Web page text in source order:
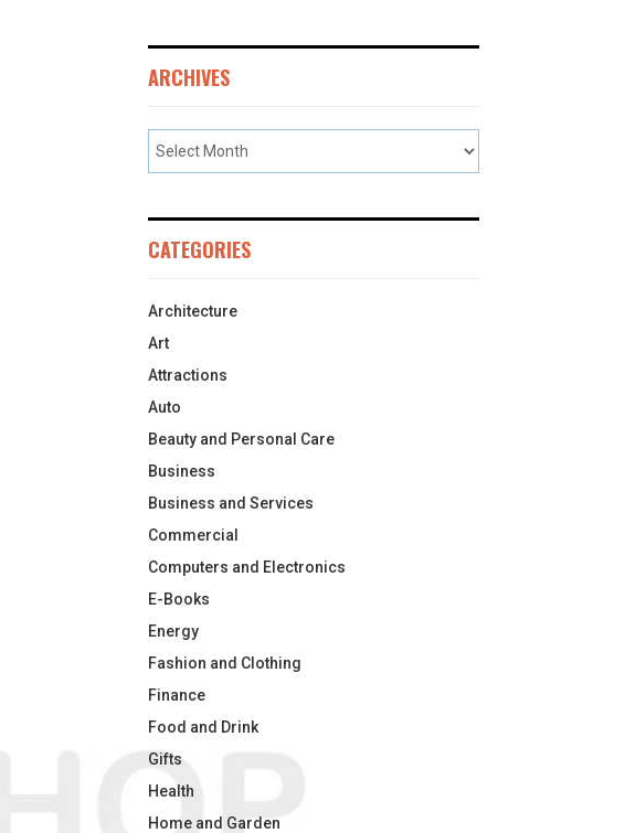
ARCHIVES
CATEGORIES
Architecture
Art
Attractions
Auto
Beauty and Personal Care
Business
Business and Services
Commercial
Computers and Electronics
E-Books
Energy
Fashion and Clothing
Finance
Food and Drink
Gifts
Health
Home and Garden